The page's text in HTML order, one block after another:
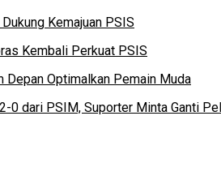
Dukung Kemajuan PSIS
Kembali Perkuat PSIS
Depan Optimalkan Pemain Muda
0 dari PSIM, Suporter Minta Ganti